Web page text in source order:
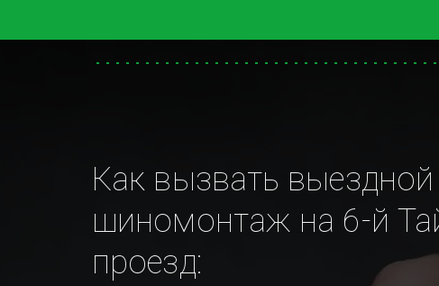
Как вызвать выездной
шиномонтаж на 6-й
проезд: